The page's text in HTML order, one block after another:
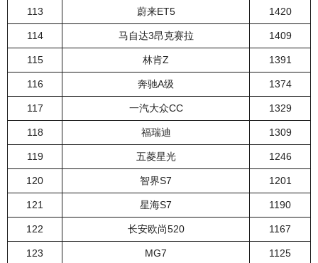
113 蔚来ET5 1420
114 马自达3昂克赛拉 1409
115 林肯Z 1391
116 奔驰A级 1374
117 一汽大众CC 1329
118 福瑞迪 1309
119 五菱星光 1246
120 智界S7 1201
121 星海S7 1190
122 长安欧尚520 1167
123 MG7 1125